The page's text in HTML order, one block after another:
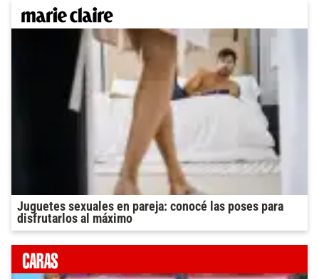
Juguetes sexuales en pareja: conocé las poses para
disfrutarlos al máximo